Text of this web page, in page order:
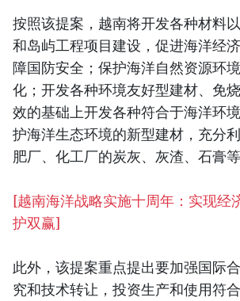
按照该提案，越南将开发各种材料
和岛屿工程项目建设，促进海洋经
障国防安全；保护海洋自然资源环
化；开发各种环境友好型建材、免
效的基础上开发各种符合于海洋环
护海洋生态环境的新型建材，充分
肥厂、化工厂的炭灰、灰渣、石膏等
[越南海洋战略实施十周年：实现经
护双赢]
此外，该提案重点提出要加强国际
究和技术转让，投资生产和使用符